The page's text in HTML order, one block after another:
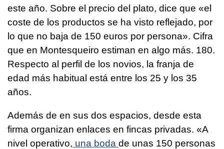
este año. Sobre el precio del plato, dice que «el
coste de los productos se ha visto reflejado, por
lo que no baja de 150 euros por persona». Cifra
que en Montesqueiro estiman en algo más. 180.
Respecto al perfil de los novios, la franja de
edad más habitual está entre los 25 y los 35
años.
Además de en sus dos espacios, desde esta
firma organizan enlaces en fincas privadas. «A
nivel operativo, una boda de unas 150 personas